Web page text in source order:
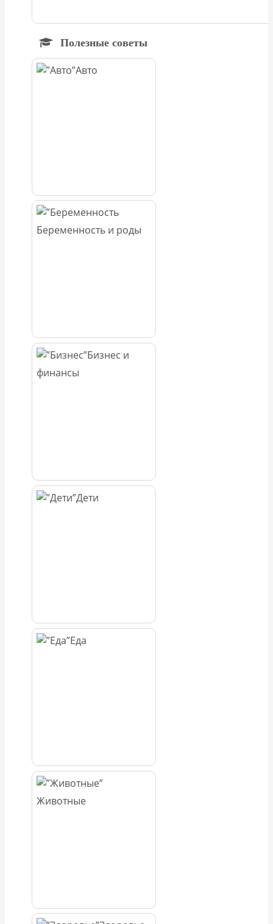
Полезные советы
Авто
Беременность и роды
Бизнес и
финансы
Дети
Еда
Животные